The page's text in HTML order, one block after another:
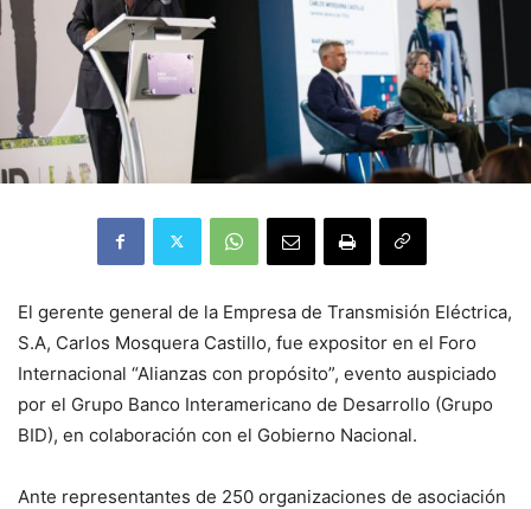
El gerente general de la Empresa de Transmisión Eléctrica,
S.A, Carlos Mosquera Castillo, fue expositor en el Foro
Internacional “Alianzas con propósito”, evento auspiciado
por el Grupo Banco Interamericano de Desarrollo (Grupo
BID), en colaboración con el Gobierno Nacional.
Ante representantes de 250 organizaciones de asociación